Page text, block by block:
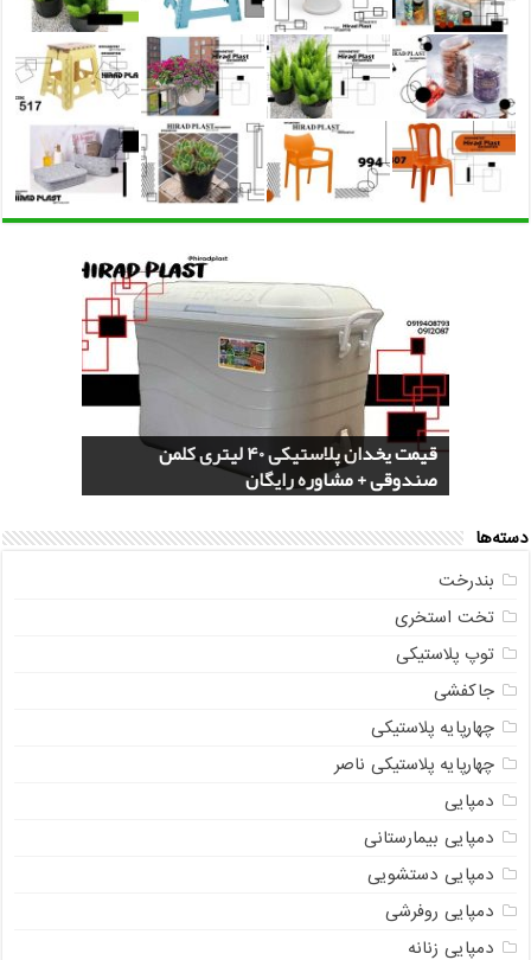
خرید سرویس جهیزیه پلاستیکی هوم کت +
عکس و مشخصات
فروش گلدان پلاستیکی گلخانه به صورت
آنلاین
قیمت یخدان پلاستیکی 40 لیتری کلمن
صندوقی + مشاوره رایگان
سایت پلاسکو حراجی (Price List) + پاسخ به
سوالات متداول
بازار عمده فروشی فایل کشویی ناصر پلاستیک
+ جدیدترین مدل
دسته‌ها
بندرخت
تخت استخری
توپ پلاستیکی
جاکفشی
چهارپایه پلاستیکی
چهارپایه پلاستیکی ناصر
دمپایی
دمپایی بیمارستانی
دمپایی دستشویی
دمپایی روفرشی
دمپایی زنانه